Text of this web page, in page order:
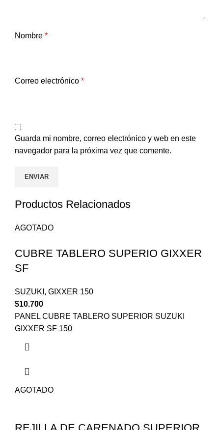
Nombre *
Correo electrónico *
Guarda mi nombre, correo electrónico y web en este
navegador para la próxima vez que comente.
Productos Relacionados
AGOTADO
CUBRE TABLERO SUPERIO GIXXER
SF
SUZUKI , GIXXER 150
$10.700
PANEL CUBRE TABLERO SUPERIOR SUZUKI
GIXXER SF 150
AGOTADO